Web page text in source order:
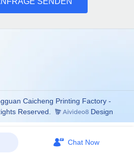
Caicheng Printing Factory -
Reserved.
Design
Chat Now